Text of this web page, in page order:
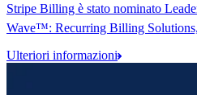
Stripe Billing è stato nominato
Wave™: Recurring Billing
Ulteriori informazioni